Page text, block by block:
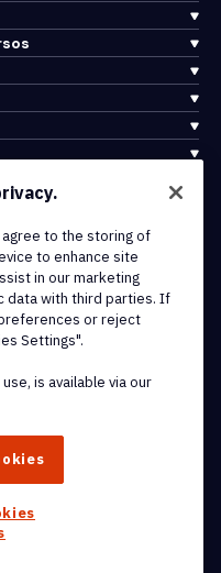
affiliates in the United
agree to the storing of
to enhance site
in our marketing
data with third parties. If
or reject
Settings".
is available via our